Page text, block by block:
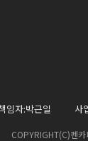
임자:박근일 사
COPYRIGHT(C)펜카